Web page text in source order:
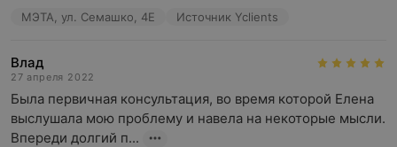
МЭТА, ул. Семашко, 4Е Источник Yclients
Влад
27 апреля 2022
Была первичная консультация, во время которой Елена
выслушала мою проблему и навела на некоторые мысли.
Впереди долгий п...